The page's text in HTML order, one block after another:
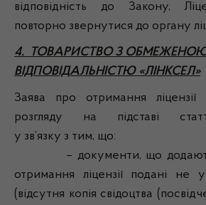
відповідність до Закону,
повторно звернутися до органу
4. ТОВАРИСТВО З
ВІДПОВІДАЛЬНІСТЮ «ЛІНКСЕЛ»
Заява про отримання ліцензії
розгляду на підставі
у зв’язку з тим, що:
– документи, що
отримання ліцензії подані не
(відсутня копія свідоцтва